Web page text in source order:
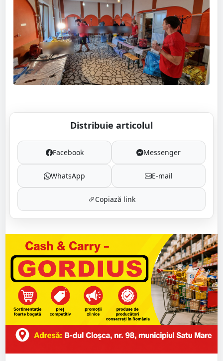
Distribuie articolul
Facebook Messenger
WhatsApp E-mail
Copiază link